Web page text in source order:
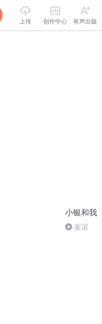
上传 创作中心 有声出版
小银和我
友谊